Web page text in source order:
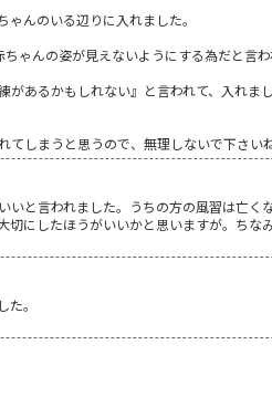
んのいる辺りに入れました。
ゃんの姿が見えないようにする為だと言わ
あるかもしれない』と言われて、入れまし
しまうと思うので、無理しないで下さいね
と言われました。うちの方の風習は亡く
にしたほうがいいかと思いますが。ちな
。